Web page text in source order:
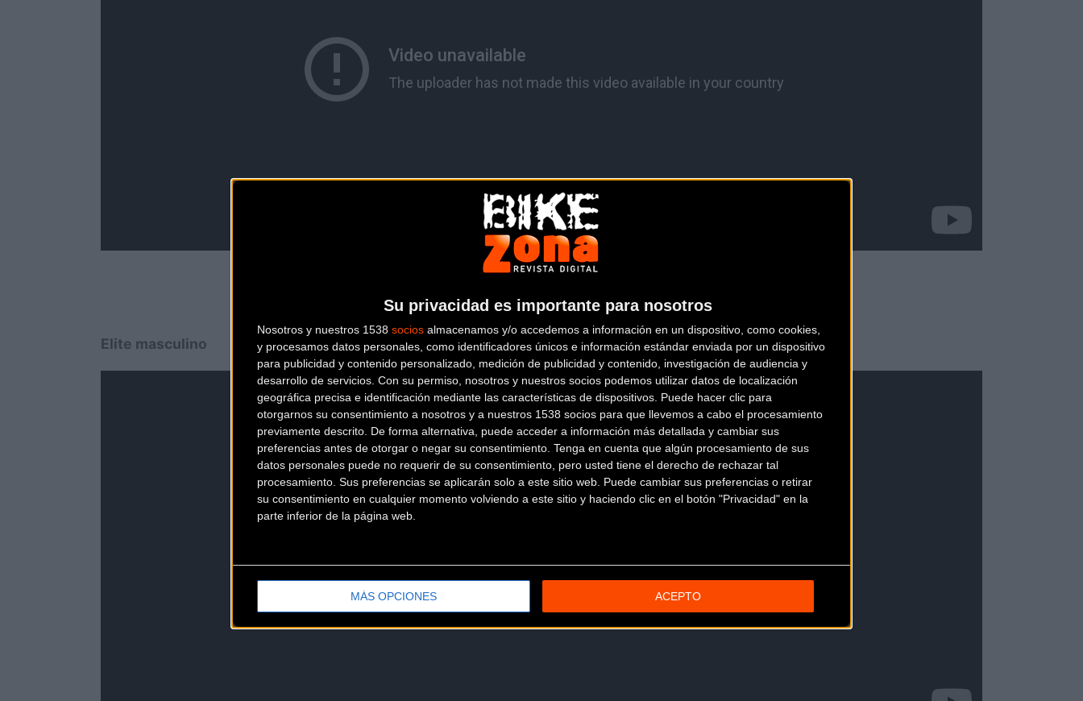
Su privacidad es importante para nosotros
Nosotros y nuestros 1538 socios almacenamos y/o accedemos a información en un dispositivo, como cookies,
y procesamos datos personales, como identificadores únicos e información estándar enviada por un dispositivo
para publicidad y contenido personalizado, medición de publicidad y contenido, investigación de audiencia y
desarrollo de servicios. Con su permiso, nosotros y nuestros socios podemos utilizar datos de localización
geográfica precisa e identificación mediante las características de dispositivos. Puede hacer clic para
otorgarnos su consentimiento a nosotros y a nuestros 1538 socios para que llevemos a cabo el procesamiento
previamente descrito. De forma alternativa, puede acceder a información más detallada y cambiar sus
preferencias antes de otorgar o negar su consentimiento. Tenga en cuenta que algún procesamiento de sus
datos personales puede no requerir de su consentimiento, pero usted tiene el derecho de rechazar tal
procesamiento. Sus preferencias se aplicarán solo a este sitio web. Puede cambiar sus preferencias o retirar
su consentimiento en cualquier momento volviendo a este sitio y haciendo clic en el botón "Privacidad" en la
parte inferior de la página web.
MÁS OPCIONES ACEPTO
Elite masculino